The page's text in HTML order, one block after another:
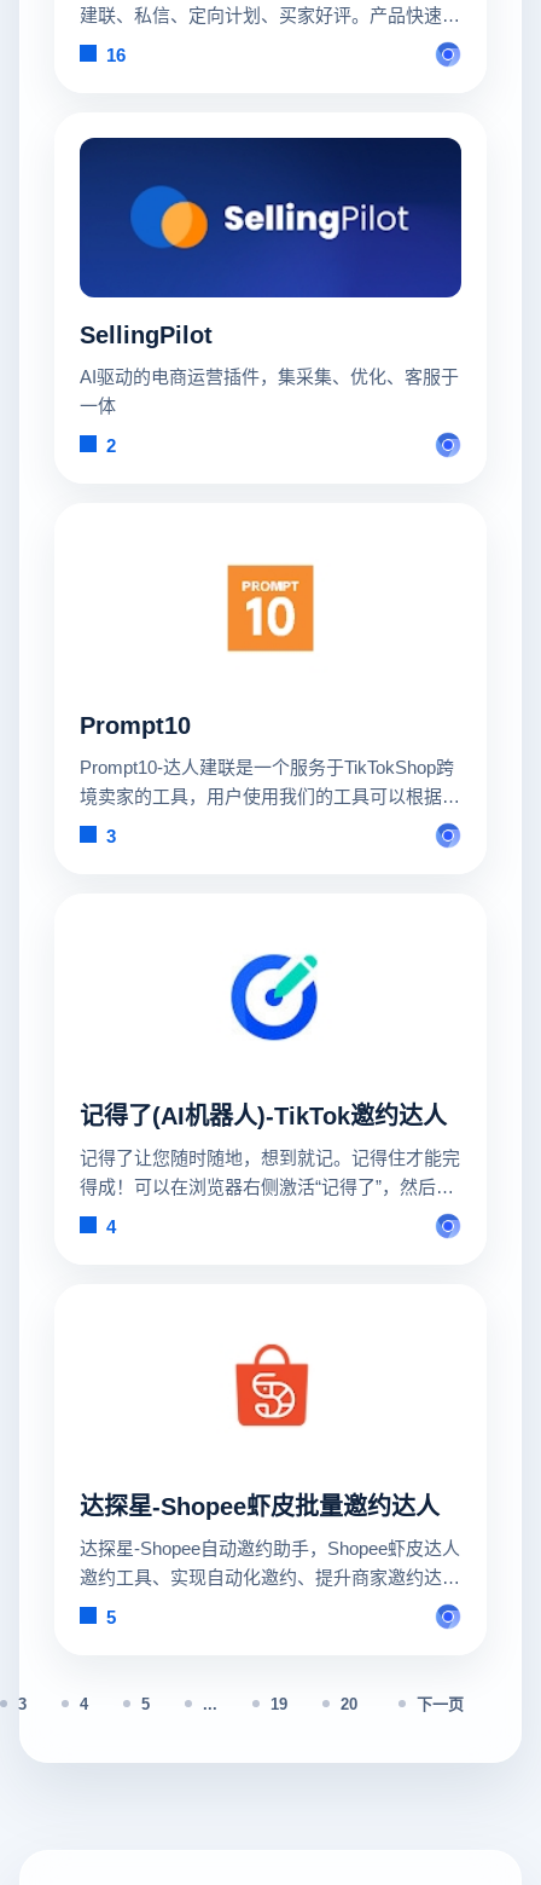
建联、私信、定向计划、买家好评。产品快速曝
光，提高流量转化
16
SellingPilot
AI驱动的电商运营插件，集采集、优化、客服于
一体
2
Prompt10
Prompt10-达人建联是一个服务于TikTokShop跨
境卖家的工具，用户使用我们的工具可以根据精
细化筛选条件批量邀约达人，工具还支持帮用户
3
记得了(AI机器人)-TikTok邀约达人
记得了让您随时随地，想到就记。记得住才能完
得成！可以在浏览器右侧激活“记得了”，然后记
下您的备忘信息，还在页面中选中文字或图片一
4
达探星-Shopee虾皮批量邀约达人
达探星-Shopee自动邀约助手，Shopee虾皮达人
邀约工具、实现自动化邀约、提升商家邀约达人
效率， 提高商品评分，提高流量转化，24小时
批量私信达人、实现自动化邀约和私信达人、发
5
3 4 5 ... 19 20 下一页